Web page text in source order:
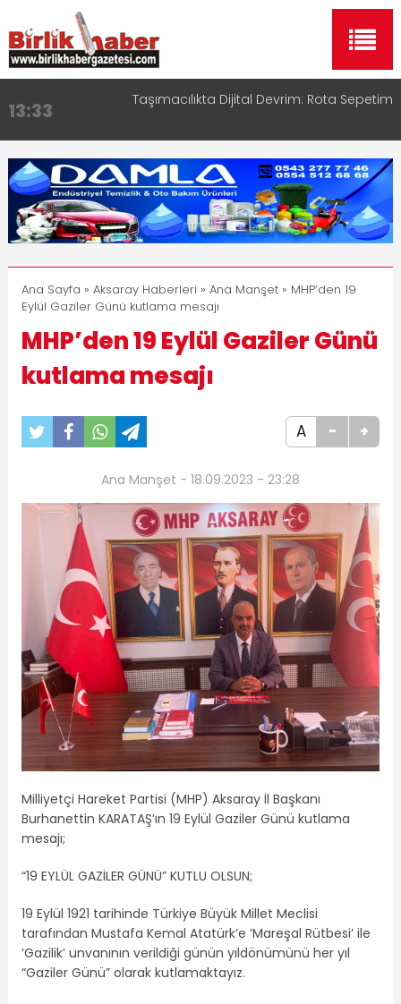
13:33 Taşımacılıkta Dijital Devrim: Rota Sepetim
17:15
Aksaray OSB Bölge Müdürü Makam Koltuğunu
Çocuklara Bıraktı
16:00
Aksaray Esnaf Rehberi ile Google ve Yapay Zeka
Aramalarında Öne Çıkın
8:23 Aksaray Esnaf Rehberi Hizmete Girdi
11:30
Birlikhaber.com Yayın Hayatına Başladı | Hızlı ve
Akıllı Haber Platformu
Ana Sayfa » Aksaray Haberleri » Ana Manşet» MHP’den 19
Eylül Gaziler Günü kutlama mesajı
MHP’den 19 Eylül Gaziler Günü
kutlama mesajı
A - +
Ana Manşet - 18.09.2023 - 23:28
Milliyetçi Hareket Partisi (MHP) Aksaray İl Başkanı
Burhanettin KARATAŞ’ın 19 Eylül Gaziler Günü kutlama
mesajı;
“19 EYLÜL GAZİLER GÜNÜ” KUTLU OLSUN;
19 Eylül 1921 tarihinde Türkiye Büyük Millet Meclisi
tarafından Mustafa Kemal Atatürk’e ‘Mareşal Rütbesi’ ile
‘Gazilik’ unvanının verildiği günün yıldönümünü her yıl
“Gaziler Günü” olarak kutlamaktayız.